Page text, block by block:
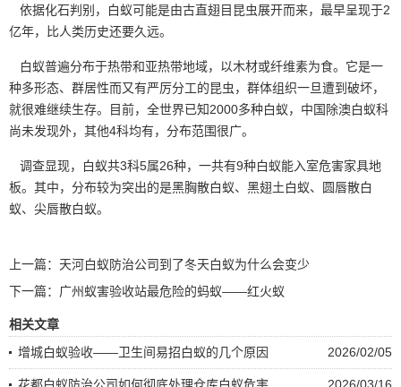
依据化石判别，白蚁可能是由古直翅目昆虫展开而来，最早呈现于2
亿年，比人类历史还要久远。
白蚁普遍分布于热带和亚热带地域，以木材或纤维素为食。它是一
种多形态、群居性而又有严厉分工的昆虫，群体组织一旦遭到破坏，
就很难继续生存。目前，全世界已知2000多种白蚁，中国除澳白蚁科
尚未发现外，其他4科均有，分布范围很广。
调查显现，白蚁共3科5属26种，一共有9种白蚁能入室危害家具地
板。其中，分布较为突出的是黑胸散白蚁、黑翅土白蚁、圆唇散白
蚁、尖唇散白蚁。
上一篇： 天河白蚁防治公司到了冬天白蚁为什么会变少
下一篇： 广州蚁害验收站最危险的蚂蚁——红火蚁
相关文章
2026/02/05
增城白蚁验收——卫生间易招白蚁的几个原因
2026/03/16
花都白蚁防治公司如何彻底处理仓库白蚁危害